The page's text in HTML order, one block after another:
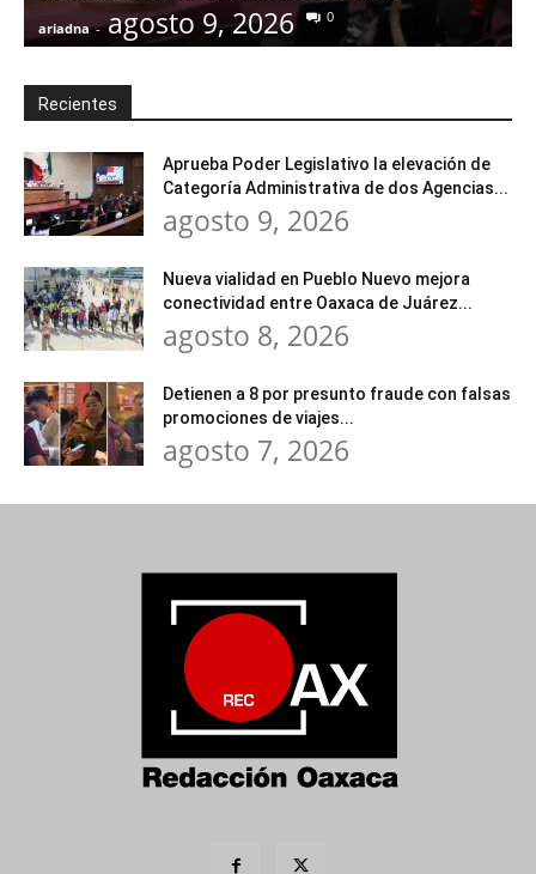
ariadna - agosto 9, 2026 0
Recientes
Aprueba Poder Legislativo la elevación de
Categoría Administrativa de dos Agencias...
agosto 9, 2026
Nueva vialidad en Pueblo Nuevo mejora
conectividad entre Oaxaca de Juárez...
agosto 8, 2026
Detienen a 8 por presunto fraude con falsas
promociones de viajes...
agosto 7, 2026